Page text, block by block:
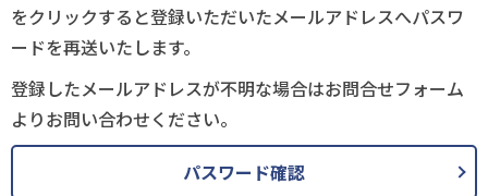
をクリックすると登録いただいたメールアドレスへパスワ
ードを再送いたします。
登録したメールアドレスが不明な場合はお問合せフォーム
よりお問い合わせください。
パスワード確認